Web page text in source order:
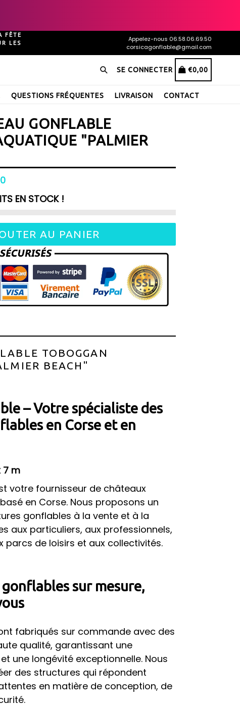
FÊTE
LES
Appelez-nous 06.58.06.69.50
corsicagonflable@gmail.com
Recherche
SE CONNECTER PANIER
PANIER
€0,00
QUESTIONS FRÉQUENTES LIVRAISON CONTACT
GONFLABLE
"PALMIER
EN STOCK !
AU PANIER
TOBOGGAN
BEACH"
– Votre spécialiste des
en Corse et en
7 m
votre fournisseur de châteaux
en Corse. Nous proposons un
gonflables à la vente et à la
aux particuliers, aux professionnels,
parcs de loisirs et aux collectivités.
sur mesure,
fabriqués sur commande avec des
qualité, garantissant une
une longévité exceptionnelle. Nous
des structures qui répondent
en matière de conception, de